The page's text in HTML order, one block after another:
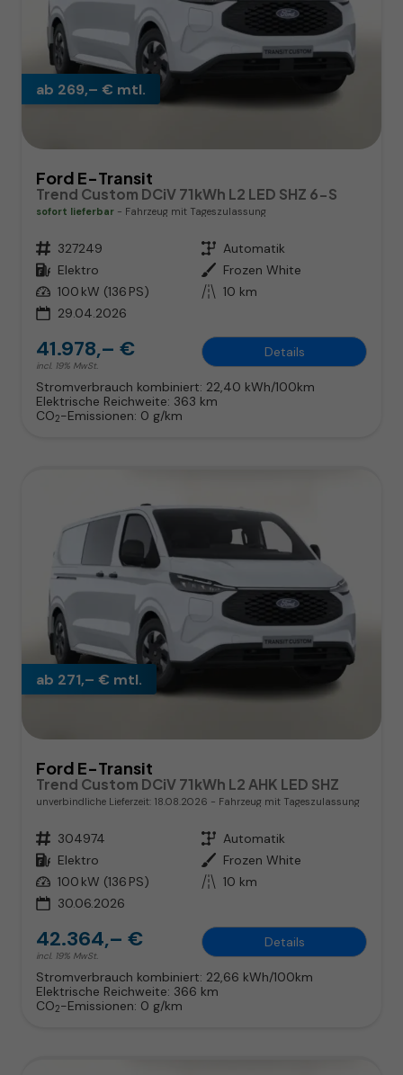
ab 269,– € mtl.
Ford E-Transit
Trend Custom DCiV 71kWh L2 LED SHZ 6-S
sofort lieferbar Fahrzeug mit Tageszulassung
Fahrzeugnr. 327249 Getriebe Automatik
Kraftstoff Elektro Außenfarbe Frozen White
Leistung 100 kW (136 PS) Kilometerstand 10 km
29.04.2026
41.978,– €
incl. 19% MwSt.
Details
Stromverbrauch kombiniert: 22,40 kWh/100km
Elektrische Reichweite: 363 km
CO2-Emissionen: 0 g/km
ab 271,– € mtl.
Ford E-Transit
Trend Custom DCiV 71kWh L2 AHK LED SHZ
unverbindliche Lieferzeit: 18.08.2026 Fahrzeug mit Tageszulassung
Fahrzeugnr. 304974 Getriebe Automatik
Kraftstoff Elektro Außenfarbe Frozen White
Leistung 100 kW (136 PS) Kilometerstand 10 km
30.06.2026
42.364,– €
incl. 19% MwSt.
Details
Stromverbrauch kombiniert: 22,66 kWh/100km
Elektrische Reichweite: 366 km
CO2-Emissionen: 0 g/km